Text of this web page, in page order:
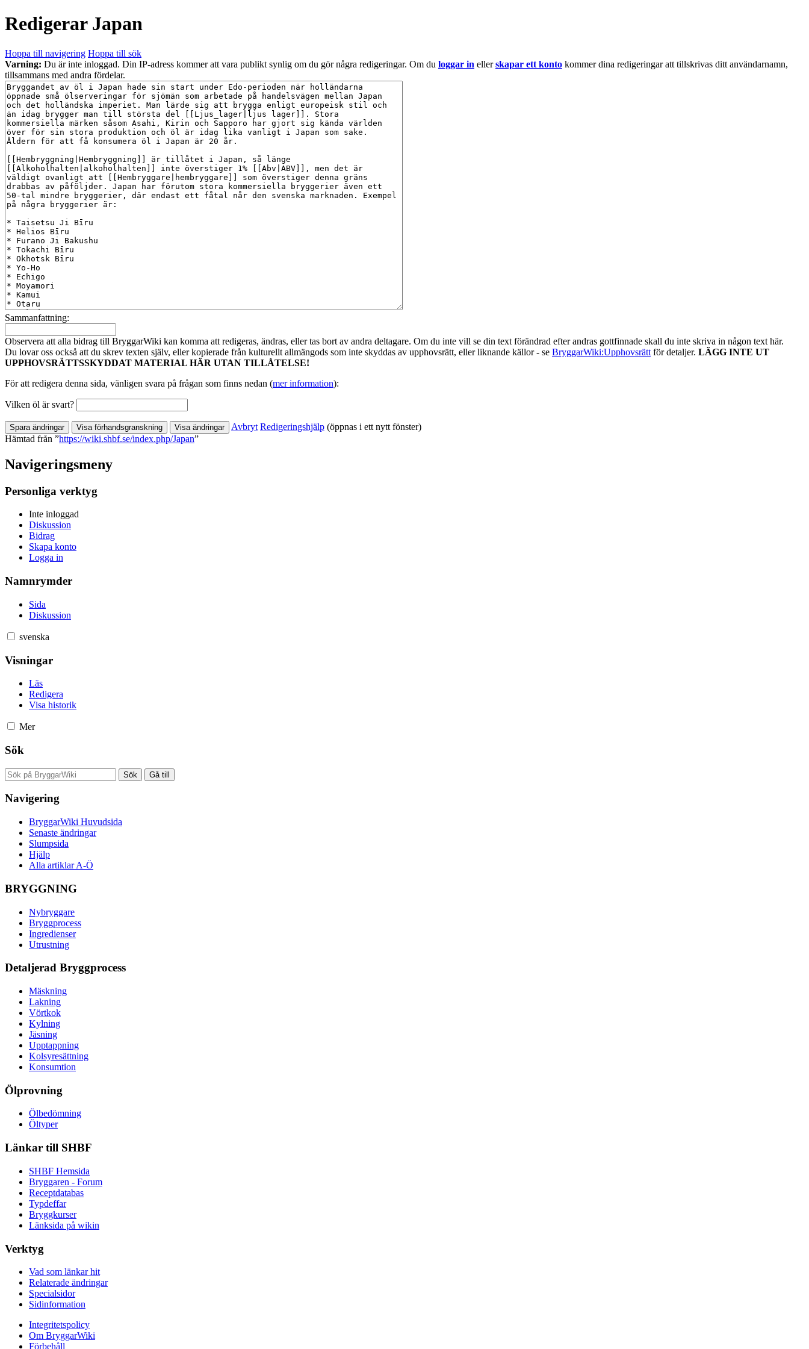
Redigerar Japan
Hoppa till navigering Hoppa till sök
Varning: Du är inte inloggad. Din IP-adress kommer att vara publikt synlig om du gör några redigeringar. Om du loggar in ellerskapar ett konto kommer dina redigeringar att tillskrivas ditt användarnamn,
tillsammans med andra fördelar.
Sammanfattning:
Observera att alla bidrag till BryggarWiki kan komma att redigeras, ändras, eller tas bort av andra deltagare. Om du inte vill se din text förändrad efter andras gottfinnade skall du inte skriva in någon text här.
Du lovar oss också att du skrev texten själv, eller kopierade från kulturellt allmängods som inte skyddas av upphovsrätt, eller liknande källor - se BryggarWiki:Upphovsrätt för detaljer. LÄGG INTE UT
UPPHOVSRÄTTSSKYDDAT MATERIAL HÄR UTAN TILLÅTELSE!
För att redigera denna sida, vänligen svara på frågan som finns nedan (mer information):
Vilken öl är svart?
Avbryt Redigeringshjälp (öppnas i ett nytt fönster)
Hämtad från ”https://wiki.shbf.se/index.php/Japan”
Navigeringsmeny
Personliga verktyg
Inte inloggad
Diskussion
Bidrag
Skapa konto
Logga in
Namnrymder
Sida
Diskussion
svenska
Visningar
Läs
Redigera
Visa historik
Mer
Sök
Navigering
BryggarWiki Huvudsida
Senaste ändringar
Slumpsida
Hjälp
Alla artiklar A-Ö
BRYGGNING
Nybryggare
Bryggprocess
Ingredienser
Utrustning
Detaljerad Bryggprocess
Mäskning
Lakning
Vörtkok
Kylning
Jäsning
Upptappning
Kolsyresättning
Konsumtion
Ölprovning
Ölbedömning
Öltyper
Länkar till SHBF
SHBF Hemsida
Bryggaren - Forum
Receptdatabas
Typdeffar
Bryggkurser
Länksida på wikin
Verktyg
Vad som länkar hit
Relaterade ändringar
Specialsidor
Sidinformation
Integritetspolicy
Om BryggarWiki
Förbehåll